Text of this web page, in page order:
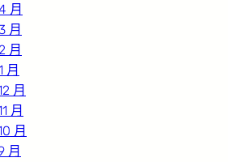
月
月
月
月
月
月
月
月